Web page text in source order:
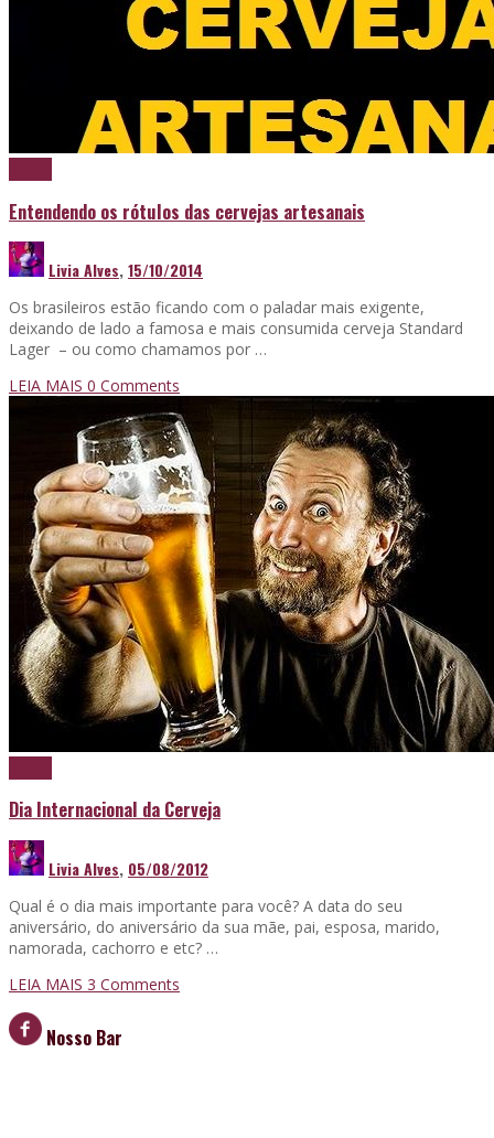
Entendendo os rótulos das cervejas artesanais
Livia Alves,15/10/2014
Os brasileiros estão ficando com o paladar mais exigente,
deixando de lado a famosa e mais consumida cerveja Standard
Lager – ou como chamamos por …
LEIA MAIS 0 Comments
Dia Internacional da Cerveja
Livia Alves, 05/08/2012
Qual é o dia mais importante para você? A data do seu
aniversário, do aniversário da sua mãe, pai, esposa, marido,
namorada, cachorro e etc? …
LEIA MAIS 3 Comments
Nosso Bar